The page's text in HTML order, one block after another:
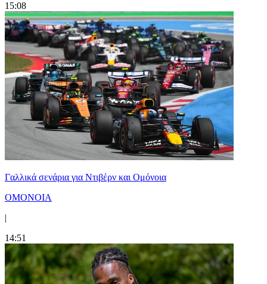
15:08
Γαλλικά σενάρια για Ντιβέρν και Ομόνοια
ΟΜΟΝΟΙΑ
|
14:51